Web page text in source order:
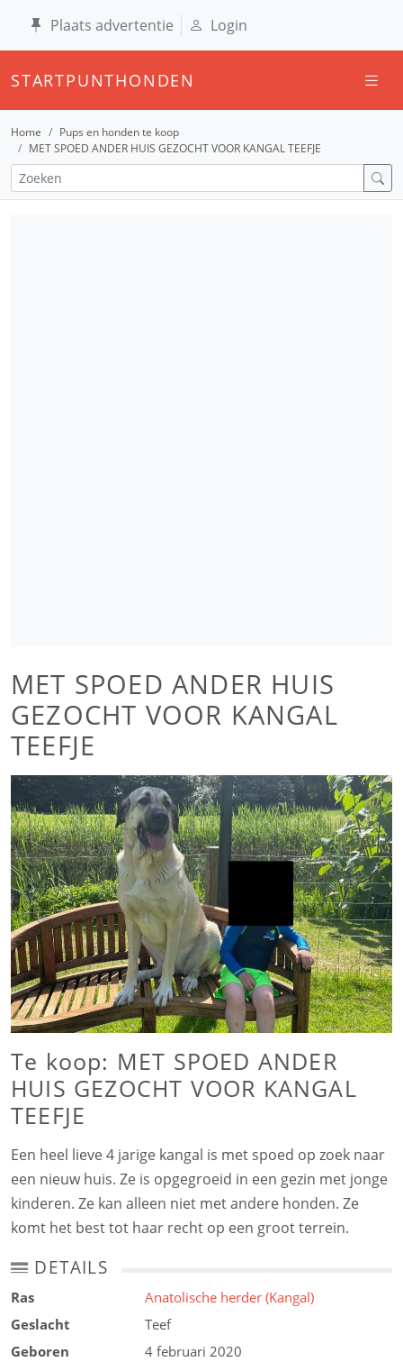
Plaats advertentie Login
STARTPUNTHONDEN
Home
Pups en honden te koop
MET SPOED ANDER HUIS GEZOCHT VOOR KANGAL TEEFJE
MET SPOED ANDER HUIS
GEZOCHT VOOR KANGAL
TEEFJE
Te koop: MET SPOED ANDER
HUIS GEZOCHT VOOR KANGAL
TEEFJE
Een heel lieve 4 jarige kangal is met spoed op zoek naar
een nieuw huis. Ze is opgegroeid in een gezin met jonge
kinderen. Ze kan alleen niet met andere honden. Ze
komt het best tot haar recht op een groot terrein.
DETAILS
Ras
Anatolische herder (Kangal)
Geslacht
Teef
Geboren
4 februari 2020